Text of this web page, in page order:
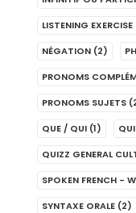
LISTENING EXERCISE
NÉGATION (2)
PRONOMS
PRONOMS SUJETS
QUE / QUI (1)
QUIZZ GENERAL
SPOKEN FRENCH -
SYNTAXE ORALE (2)